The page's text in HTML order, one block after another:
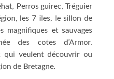
Perros guirec, Tréguier
les 7 iles, le sillon de
magnifiques et sauvages
des cotes d’Armor.
qui veulent découvrir ou
de Bretagne.